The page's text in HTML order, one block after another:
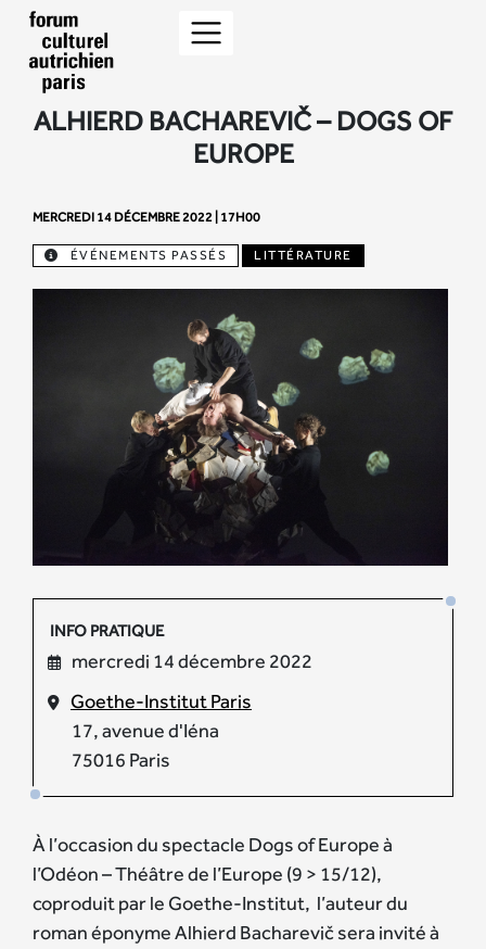
ALHIERD BACHAREVIČ – DOGS OF
EUROPE
MERCREDI 14 DÉCEMBRE 2022 | 17H00
ÉVÉNEMENTS PASSÉS LITTÉRATURE
INFO PRATIQUE
mercredi 14 décembre 2022
Goethe-Institut Paris
17, avenue d'Iéna
75016 Paris
À l’occasion du spectacle Dogs of Europe à
l’Odéon – Théâtre de l’Europe (9 > 15/12),
coproduit par le Goethe-Institut, l’auteur du
roman éponyme Alhierd Bacharevič sera invité à